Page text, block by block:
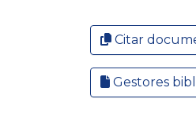
Citar
Gestores